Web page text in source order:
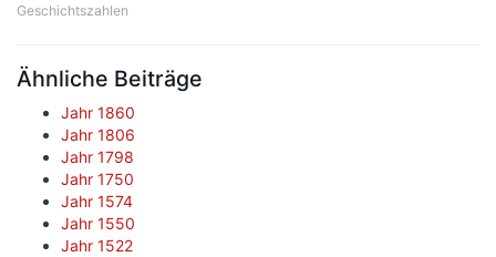
Geschichtszahlen
Ähnliche Beiträge
Jahr 1860
Jahr 1806
Jahr 1798
Jahr 1750
Jahr 1574
Jahr 1550
Jahr 1522